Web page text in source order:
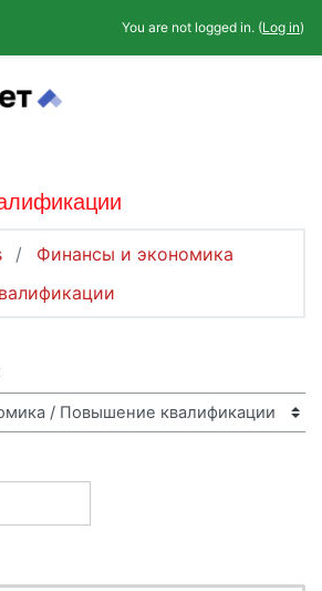
You are not logged in. (Log in)
Финансы и экономика